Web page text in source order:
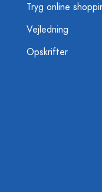
Tryg online
Vejledning
Opskrifter